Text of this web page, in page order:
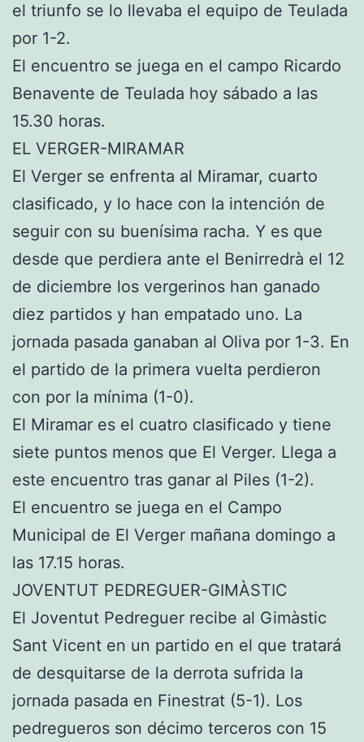
el triunfo se lo llevaba el equipo de Teulada
por 1-2.
El encuentro se juega en el campo Ricardo
Benavente de Teulada hoy sábado a las
15.30 horas.
EL VERGER-MIRAMAR
El Verger se enfrenta al Miramar, cuarto
clasificado, y lo hace con la intención de
seguir con su buenísima racha. Y es que
desde que perdiera ante el Benirredrà el 12
de diciembre los vergerinos han ganado
diez partidos y han empatado uno. La
jornada pasada ganaban al Oliva por 1-3. En
el partido de la primera vuelta perdieron
con por la mínima (1-0).
El Miramar es el cuatro clasificado y tiene
siete puntos menos que El Verger. Llega a
este encuentro tras ganar al Piles (1-2).
El encuentro se juega en el Campo
Municipal de El Verger mañana domingo a
las 17.15 horas.
JOVENTUT PEDREGUER-GIMÀSTIC
El Joventut Pedreguer recibe al Gimàstic
Sant Vicent en un partido en el que tratará
de desquitarse de la derrota sufrida la
jornada pasada en Finestrat (5-1). Los
pedregueros son décimo terceros con 15